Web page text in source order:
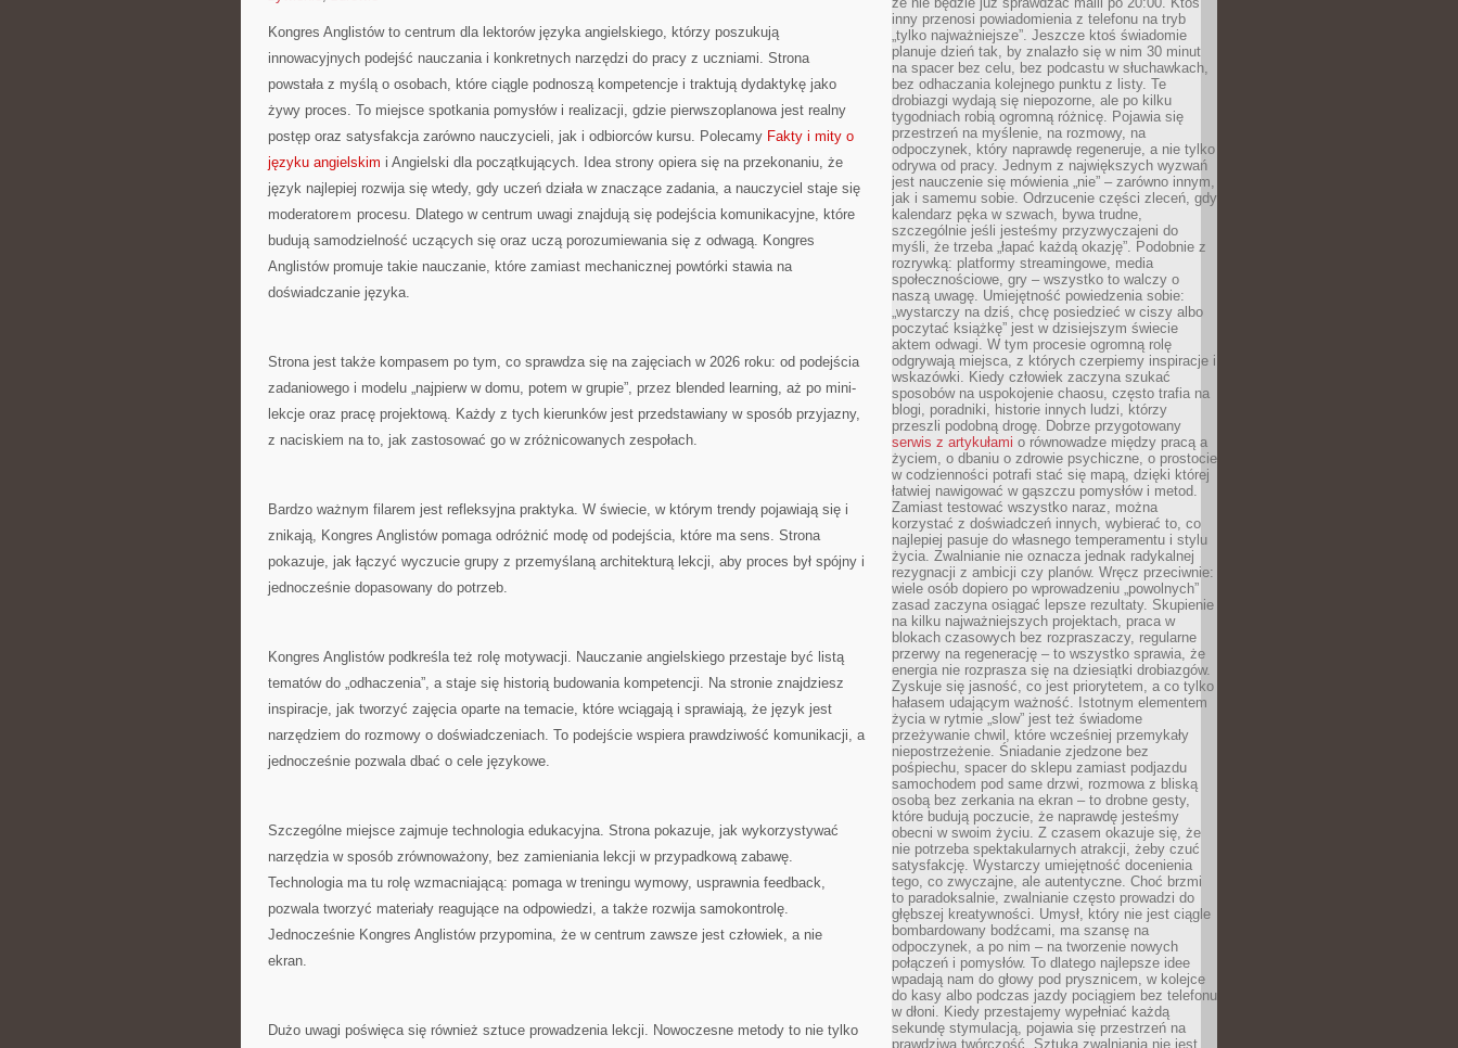
Kongres Anglistów to centrum dla lektorów języka angielskiego, którzy poszukują
innowacyjnych podejść nauczania i konkretnych narzędzi do pracy z uczniami. Strona
powstała z myślą o osobach, które ciągle podnoszą kompetencje i traktują dydaktykę jako
żywy proces. To miejsce spotkania pomysłów i realizacji, gdzie pierwszoplanowa jest realny
postęp oraz satysfakcja zarówno nauczycieli, jak i odbiorców kursu. Polecamy Fakty i mity o
języku angielskim i Angielski dla początkujących. Idea strony opiera się na przekonaniu, że
język najlepiej rozwija się wtedy, gdy uczeń działa w znaczące zadania, a nauczyciel staje się
moderatoreｍ procesu. Dlatego w centrum uwagi znajdują się podejścia komunikacyjne, które
budują samodzielność uczących się oraz uczą porozumiewania się z odwagą. Kongres
Anglistów promuje takie nauczanie, które zamiast mechanicznej powtórki stawia na
doświadczanie języka.
Strona jest także kompasem po tym, co sprawdza się na zajęciach w 2026 roku: od podejścia
zadaniowego i modelu „najpierw w domu, potem w grupie”, przez blended learning, aż po mini-
lekcje oraz pracę projektową. Każdy z tych kierunków jest przedstawiany w sposób przyjazny,
z naciskiem na to, jak zastosować go w zróżnicowanych zespołach.
Bardzo ważnym filarem jest refleksyjna praktyka. W świecie, w którym trendy pojawiają się i
znikają, Kongres Anglistów pomaga odróżnić modę od podejścia, które ma sens. Strona
pokazuje, jak łączyć wyczucie grupy z przemyślaną architekturą lekcji, aby proces był spójny i
jednocześnie dopasowany do potrzeb.
Kongres Anglistów podkreśla też rolę motywacji. Nauczanie angielskiego przestaje być listą
tematów do „odhaczenia”, a staje się historią budowania kompetencji. Na stronie znajdziesz
inspiracje, jak tworzyć zajęcia oparte na temacie, które wciągają i sprawiają, że język jest
narzędziem do rozmowy o doświadczeniach. To podejście wspiera prawdziwość komunikacji, a
jednocześnie pozwala dbać o cele językowe.
Szczególne miejsce zajmuje technologia edukacyjna. Strona pokazuje, jak wykorzystywać
narzędzia w sposób zrównoważony, bez zamieniania lekcji w przypadkową zabawę.
Technologia ma tu rolę wzmacniającą: pomaga w treningu wymowy, usprawnia feedback,
pozwala tworzyć materiały reagujące na odpowiedzi, a także rozwija samokontrolę.
Jednocześnie Kongres Anglistów przypomina, że w centrum zawsze jest człowiek, a nie
ekran.
Dużo uwagi poświęca się również sztuce prowadzenia lekcji. Nowoczesne metody to nie tylko
inny przenosi powiadomienia z telefonu na tryb
„tylko najważniejsze”. Jeszcze ktoś świadomie
planuje dzień tak, by znalazło się w nim 30 minut
na spacer bez celu, bez podcastu w słuchawkach,
bez odhaczania kolejnego punktu z listy. Te
drobiazgi wydają się niepozorne, ale po kilku
tygodniach robią ogromną różnicę. Pojawia się
przestrzeń na myślenie, na rozmowy, na
odpoczynek, który naprawdę regeneruje, a nie tylko
odrywa od pracy. Jednym z największych wyzwań
jest nauczenie się mówienia „nie” – zarówno innym,
jak i samemu sobie. Odrzucenie części zleceń, gdy
kalendarz pęka w szwach, bywa trudne,
szczególnie jeśli jesteśmy przyzwyczajeni do
myśli, że trzeba „łapać każdą okazję”. Podobnie z
rozrywką: platformy streamingowe, media
społecznościowe, gry – wszystko to walczy o
naszą uwagę. Umiejętność powiedzenia sobie:
„wystarczy na dziś, chcę posiedzieć w ciszy albo
poczytać książkę” jest w dzisiejszym świecie
aktem odwagi. W tym procesie ogromną rolę
odgrywają miejsca, z których czerpiemy inspiracje i
wskazówki. Kiedy człowiek zaczyna szukać
sposobów na uspokojenie chaosu, często trafia na
blogi, poradniki, historie innych ludzi, którzy
przeszli podobną drogę. Dobrze przygotowany
serwis z artykułami o równowadze między pracą a
życiem, o dbaniu o zdrowie psychiczne, o prostocie
w codzienności potrafi stać się mapą, dzięki której
łatwiej nawigować w gąszczu pomysłów i metod.
Zamiast testować wszystko naraz, można
korzystać z doświadczeń innych, wybierać to, co
najlepiej pasuje do własnego temperamentu i stylu
życia. Zwalnianie nie oznacza jednak radykalnej
rezygnacji z ambicji czy planów. Wręcz przeciwnie:
wiele osób dopiero po wprowadzeniu „powolnych”
zasad zaczyna osiągać lepsze rezultaty. Skupienie
na kilku najważniejszych projektach, praca w
blokach czasowych bez rozpraszaczy, regularne
przerwy na regenerację – to wszystko sprawia, że
energia nie rozprasza się na dziesiątki drobiazgów.
Zyskuje się jasność, co jest priorytetem, a co tylko
hałasem udającym ważność. Istotnym elementem
życia w rytmie „slow” jest też świadome
przeżywanie chwil, które wcześniej przemykały
niepostrzeżenie. Śniadanie zjedzone bez
pośpiechu, spacer do sklepu zamiast podjazdu
samochodem pod same drzwi, rozmowa z bliską
osobą bez zerkania na ekran – to drobne gesty,
które budują poczucie, że naprawdę jesteśmy
obecni w swoim życiu. Z czasem okazuje się, że
nie potrzeba spektakularnych atrakcji, żeby czuć
satysfakcję. Wystarczy umiejętność docenienia
tego, co zwyczajne, ale autentyczne. Choć brzmi
to paradoksalnie, zwalnianie często prowadzi do
głębszej kreatywności. Umysł, który nie jest ciągle
bombardowany bodźcami, ma szansę na
odpoczynek, a po nim – na tworzenie nowych
połączeń i pomysłów. To dlatego najlepsze idee
wpadają nam do głowy pod prysznicem, w kolejce
do kasy albo podczas jazdy pociągiem bez telefonu
w dłoni. Kiedy przestajemy wypełniać każdą
sekundę stymulacją, pojawia się przestrzeń na
prawdziwą twórczość. Sztuka zwalniania nie jest